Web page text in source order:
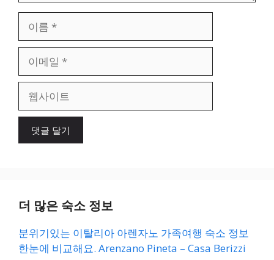
일
이
더 많은 숙소 정보
분위기있는 이탈리아 아렌자노 가족여행 숙소 정보
한눈에 비교해요. Arenzano Pineta – Casa Berizzi